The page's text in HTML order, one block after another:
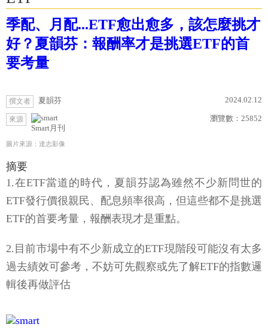
季配、月配...ETF愈出愈多，該怎麼挑才
好？夏韻芬：報酬率才是挑選ETF的首
要考量
撰文者 夏韻芬 2024.02.12
來源
Smart月刊
瀏覽數： 25852
圖片來源：達志影像
摘要
1.在ETF當道的時代，夏韻芬認為雖然不少新問世的
ETF發行價很親民、配息頻率很高，但這些都不是挑選
ETF的首要考量，報酬表現才是重點。
2.目前市場中有不少新成立的ETF現階段可能沒有太多
過去績效可參考，不妨可先觀察或先了解ETF的指數邏
輯後再做評估